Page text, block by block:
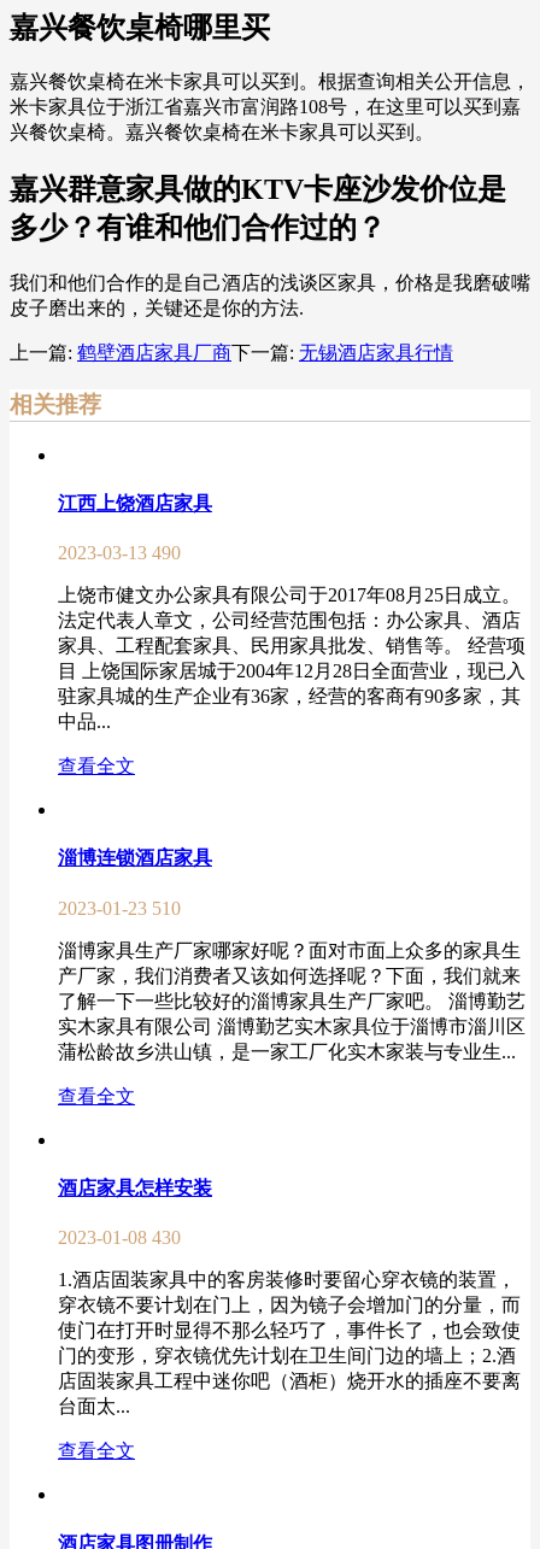
嘉兴餐饮桌椅哪里买
嘉兴餐饮桌椅在米卡家具可以买到。根据查询相关公开信息，
米卡家具位于浙江省嘉兴市富润路108号，在这里可以买到嘉
兴餐饮桌椅。嘉兴餐饮桌椅在米卡家具可以买到。
嘉兴群意家具做的KTV卡座沙发价位是
多少？有谁和他们合作过的？
我们和他们合作的是自己酒店的浅谈区家具，价格是我磨破嘴
皮子磨出来的，关键还是你的方法.
上一篇: 鹤壁酒店家具厂商下一篇: 无锡酒店家具行情
相关推荐
江西上饶酒店家具
2023-03-13 490
上饶市健文办公家具有限公司于2017年08月25日成立。
法定代表人章文，公司经营范围包括：办公家具、酒店
家具、工程配套家具、民用家具批发、销售等。 经营项
目 上饶国际家居城于2004年12月28日全面营业，现已入
驻家具城的生产企业有36家，经营的客商有90多家，其
中品...
查看全文
淄博连锁酒店家具
2023-01-23 510
淄博家具生产厂家哪家好呢？面对市面上众多的家具生
产厂家，我们消费者又该如何选择呢？下面，我们就来
了解一下一些比较好的淄博家具生产厂家吧。 淄博勤艺
实木家具有限公司 淄博勤艺实木家具位于淄博市淄川区
蒲松龄故乡洪山镇，是一家工厂化实木家装与专业生...
查看全文
酒店家具怎样安装
2023-01-08 430
1.酒店固装家具中的客房装修时要留心穿衣镜的装置，
穿衣镜不要计划在门上，因为镜子会增加门的分量，而
使门在打开时显得不那么轻巧了，事件长了，也会致使
门的变形，穿衣镜优先计划在卫生间门边的墙上；2.酒
店固装家具工程中迷你吧（酒柜）烧开水的插座不要离
台面太...
查看全文
酒店家具图册制作